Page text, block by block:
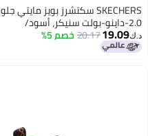
SKECHERS سكتشرز بويز مايتي جلو
2.0-داينو-بولت سنيكر، أسود/
برتقالي، 7 تودلر
د.ك‏19.09
20.17خصم 5%